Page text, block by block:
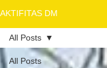
AKTIFITAS DM
All Posts
All Posts